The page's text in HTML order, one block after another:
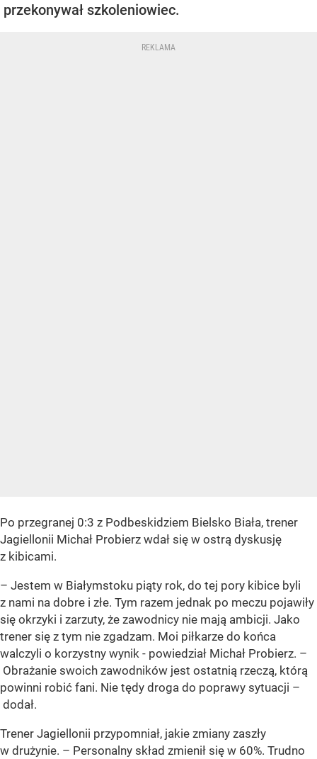
przekonywał szkoleniowiec.
Po przegranej 0:3 z Podbeskidziem Bielsko Biała, trener
Jagiellonii Michał Probierz wdał się w ostrą dyskusję
z kibicami.
– Jestem w Białymstoku piąty rok, do tej pory kibice byli
z nami na dobre i złe. Tym razem jednak po meczu pojawiły
się okrzyki i zarzuty, że zawodnicy nie mają ambicji. Jako
trener się z tym nie zgadzam. Moi piłkarze do końca
walczyli o korzystny wynik - powiedział Michał Probierz. –
Obrażanie swoich zawodników jest ostatnią rzeczą, którą
powinni robić fani. Nie tędy droga do poprawy sytuacji –
dodał.
Trener Jagiellonii przypomniał, jakie zmiany zaszły
w drużynie. – Personalny skład zmienił się w 60%. Trudno